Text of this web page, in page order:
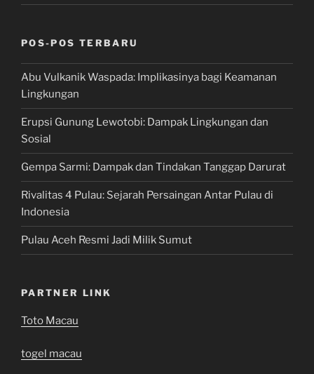
POS-POS TERBARU
Abu Vulkanik Waspada: Implikasinya bagi Keamanan
Lingkungan
Erupsi Gunung Lewotobi: Dampak Lingkungan dan
Sosial
Gempa Sarmi: Dampak dan Tindakan Tanggap Darurat
Rivalitas 4 Pulau: Sejarah Persaingan Antar Pulau di
Indonesia
Pulau Aceh Resmi Jadi Milik Sumut
PARTNER LINK
Toto Macau
togel macau